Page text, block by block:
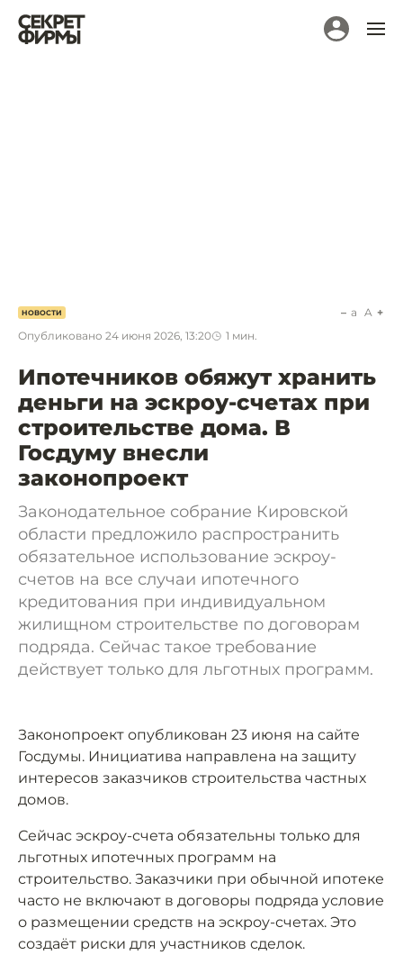
НОВОСТИ
Опубликовано 24 июня 2026, 13:20 1 мин.
a A
Ипотечников обяжут хранить
деньги на эскроу-счетах при
строительстве дома. В
Госдуму внесли
законопроект
Законодательное собрание Кировской
области предложило распространить
обязательное использование эскроу-
счетов на все случаи ипотечного
кредитования при индивидуальном
жилищном строительстве по договорам
подряда. Сейчас такое требование
действует только для льготных программ.
Законопроект опубликован 23 июня на сайте
Госдумы. Инициатива направлена на защиту
интересов заказчиков строительства частных
домов.
Сейчас эскроу-счета обязательны только для
льготных ипотечных программ на
строительство. Заказчики при обычной ипотеке
часто не включают в договоры подряда условие
о размещении средств на эскроу-счетах. Это
создаёт риски для участников сделок.